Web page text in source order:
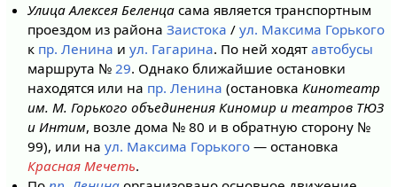
Улица Алексея Беленца сама является транспортным
проездом из районаЗаистока /ул. Максима Горького
к пр. Ленина иул. Гагарина. По ней ходятавтобусы
маршрута №29. Однако ближайшие остановки
находятся или на пр. Ленина (остановкаКинотеатр
им. М. Горького объединения Киномир и театров ТЮЗ
и Интим, возле дома № 80 и в обратную сторону №
99), или наул. Максима Горького — остановка
Красная Мечеть.